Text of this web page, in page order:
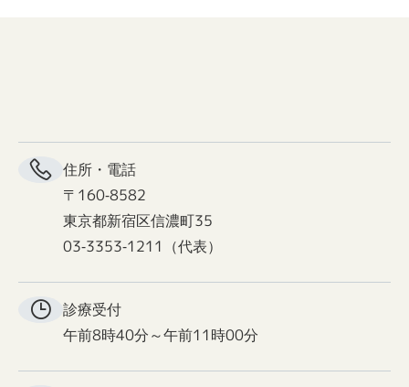
住所・電話
〒160-8582
東京都新宿区信濃町35
03-3353-1211（代表）
診療受付
午前8時40分～午前11時00分